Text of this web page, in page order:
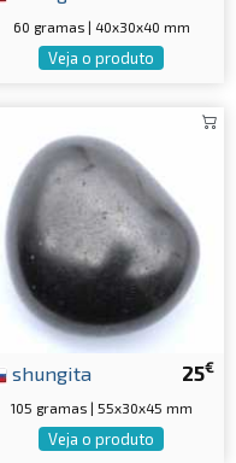
60 gramas | 40x30x40 mm
Veja o produto
25€
shungita
105 gramas | 55x30x45 mm
Veja o produto